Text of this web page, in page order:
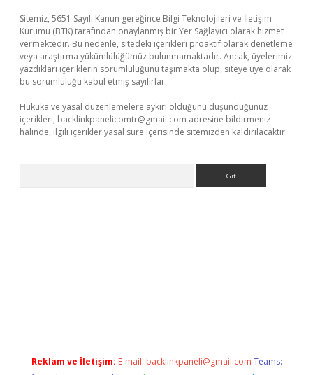
Sitemiz, 5651 Sayılı Kanun gereğince Bilgi Teknolojileri ve İletişim
Kurumu (BTK) tarafından onaylanmış bir Yer Sağlayıcı olarak hizmet
vermektedir. Bu nedenle, sitedeki içerikleri proaktif olarak denetleme
veya araştırma yükümlülüğümüz bulunmamaktadır. Ancak, üyelerimiz
yazdıkları içeriklerin sorumluluğunu taşımakta olup, siteye üye olarak
bu sorumluluğu kabul etmiş sayılırlar.
Hukuka ve yasal düzenlemelere aykırı olduğunu düşündüğünüz
içerikleri, backlinkpanelicomtr@gmail.com adresine bildirmeniz
halinde, ilgili içerikler yasal süre içerisinde sitemizden kaldırılacaktır.
Reklam ve İletişim: E-mail: backlinkpaneli@gmail.com Teams: